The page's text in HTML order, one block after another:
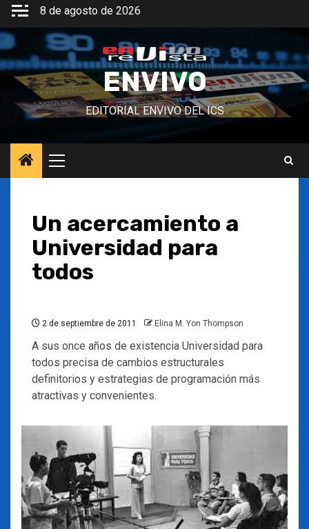
Saltar
contenido
8 de agosto de 2026
ENVIVO
EDITORIAL ENVIVO DEL ICS
Menú
principal
Un acercamiento a
Universidad para
todos
2 de septiembre de 2011 Elina M. Yon Thompson
A sus once años de existencia Universidad para
todos precisa de cambios estructurales
definitorios y estrategias de programación más
atractivas y convenientes.